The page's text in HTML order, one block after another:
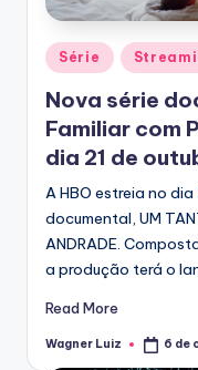
Posted
in
Série
Nova série
Familiar com
dia 21 de
A HBO estreia no
documental, UM
ANDRADE.
a produção terá o
Read More
Posted
Wagner Luiz 6 de